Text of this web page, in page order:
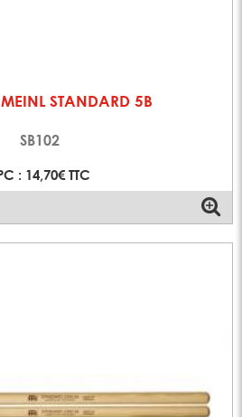
MEINL STANDARD 5B
SB102
: 14,70€ TTC